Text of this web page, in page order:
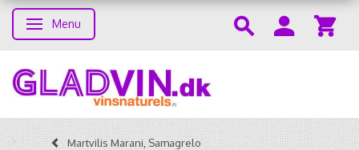
Skifte navigation
Menu
Martvilis Marani, Samagrelo